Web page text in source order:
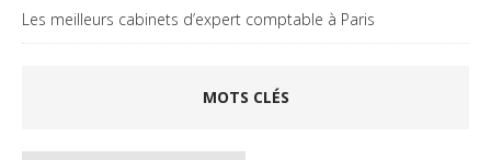
Les meilleurs cabinets d’expert comptable à Paris
MOTS CLÉS